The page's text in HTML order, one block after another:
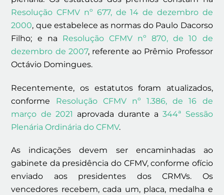
Resolução CFMV nº 677, de 14 de dezembro de
2000, que estabelece as normas do Paulo Dacorso
Filho; e na Resolução CFMV nº 870, de 10 de
dezembro de 2007, referente ao Prêmio Professor
Octávio Domingues.
Recentemente, os estatutos foram atualizados,
conforme Resolução CFMV nº 1.386, de 16 de
março de 2021 aprovada durante a344ª Sessão
Plenária Ordinária do CFMV.
As indicações devem ser encaminhadas ao
gabinete da presidência do CFMV, conforme ofício
enviado aos presidentes dos CRMVs. Os
vencedores recebem, cada um, placa, medalha e